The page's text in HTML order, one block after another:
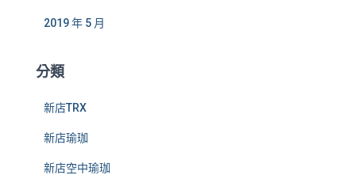
2019 年 5 月
分類
新店TRX
新店瑜珈
新店空中瑜珈